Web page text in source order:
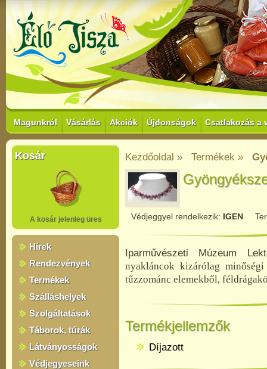
Magunkról Vásárlás Akciók Újdonságok Csatlakozás a
Kosár
A kosár jelenleg üres
Hírek
Rendezvények
Termékek
Szálláshelyek
Szolgáltatások
Táborok, túrák
Látványosságok
Védjegyeseink
Kezdőoldal » Termékek »
Védjeggyel rendelkezik: IGEN
Iparművészeti Múzeum
nyakláncok kizárólag
tűzzománc elemekből,
Termékjellemzők
Díjazott